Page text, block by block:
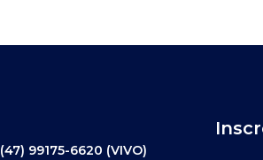
(47) 99175-6620 (VIVO)